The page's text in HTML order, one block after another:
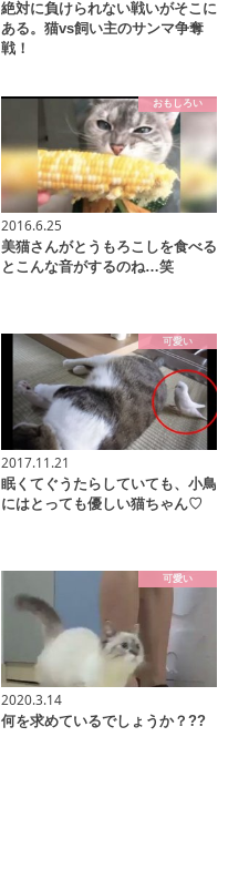
絶対に負けられない戦いがそこに
ある。猫vs飼い主のサンマ争奪
戦！
おもしろい
2016.6.25
美猫さんがとうもろこしを食べる
とこんな音がするのね…笑
可愛い
2017.11.21
眠くてぐうたらしていても、小鳥
にはとっても優しい猫ちゃん♡
可愛い
2020.3.14
何を求めているでしょうか？??